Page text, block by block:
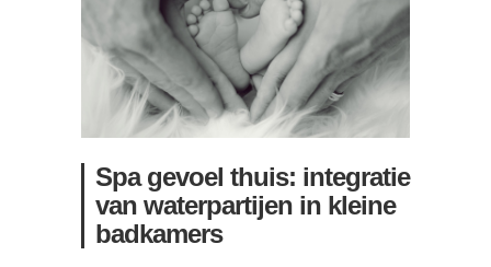
Spa gevoel thuis: integratie
van waterpartijen in kleine
badkamers